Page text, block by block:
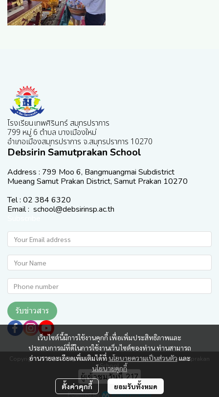
เว็บไซต์นี้มีการใช้งานคุกกี้ เพื่อเพิ่มประสิทธิภาพและ
ประสบการณ์ที่ดีในการใช้งานเว็บไซต์ของท่าน ท่านสามารถ
อ่านรายละเอียดเพิ่มเติมได้ที่นโยบายความเป็นส่วนตัวและ
นโยบายคุกกี้
ตั้งค่าคุกกี้ ยอมรับทั้งหมด
โรงเรียนเทพศิรินทร์ สมุทรปราการ
799 หมู่ 6 ตำบล บางเมืองใหม่
อำเภอเมืองสมุทรปราการ จ.สมุทรปราการ 10270
Debsirin Samutprakan School
Address : 799 Moo 6, Bangmuangmai Subdistrict
Mueang Samut Prakan District, Samut Prakan 10270
Tel : 02 384 6320
Email : school@debsirinsp.ac.th
รับข่าวสาร
Copyright 2025 | All Rights Reserved | Powered by Debsirin Samutprakan
School
ผู้เข้าชมวันนี้217
Powered By MakeWebEasy